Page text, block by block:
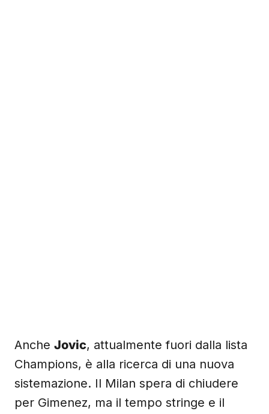
Anche Jovic, attualmente fuori dalla lista
Champions, è alla ricerca di una nuova
sistemazione. Il Milan spera di chiudere
per Gimenez, ma il tempo stringe e il